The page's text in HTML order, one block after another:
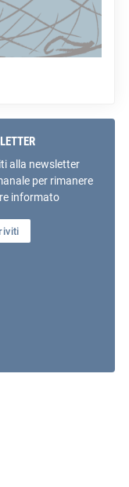
alla newsletter
per rimanere
informato